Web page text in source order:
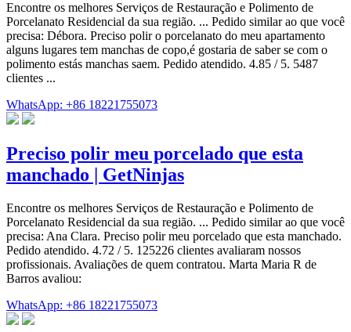
Encontre os melhores Serviços de Restauração e Polimento de
Porcelanato Residencial da sua região. ... Pedido similar ao que você
precisa: Débora. Preciso polir o porcelanato do meu apartamento
alguns lugares tem manchas de copo,é gostaria de saber se com o
polimento estás manchas saem. Pedido atendido. 4.85 / 5. 5487
clientes ...
WhatsApp: +86 18221755073
Preciso polir meu porcelado que esta
manchado | GetNinjas
Encontre os melhores Serviços de Restauração e Polimento de
Porcelanato Residencial da sua região. ... Pedido similar ao que você
precisa: Ana Clara. Preciso polir meu porcelado que esta manchado.
Pedido atendido. 4.72 / 5. 125226 clientes avaliaram nossos
profissionais. Avaliações de quem contratou. Marta Maria R de
Barros avaliou:
WhatsApp: +86 18221755073